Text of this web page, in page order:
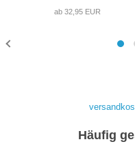
ab 32,95 EUR
Häufig